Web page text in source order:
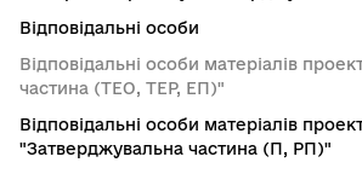
Відповідальні особи
Відповідальні особи матеріалів
частина (ТЕО, ТЕР, ЕП)"
Відповідальні особи матеріалів
"Затверджувальна частина (П, РП)"